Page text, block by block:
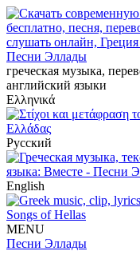
Песни Эллады
греческая музыка,
английский языки
Ελληνικά
Русский
English
MENU
Песни Эллады